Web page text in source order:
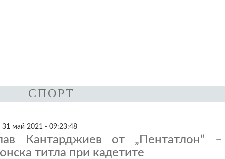
СПОРТ
31 май 2021 - 09:23:48
Кантарджиев от „Пентатлон“
титла при кадетите